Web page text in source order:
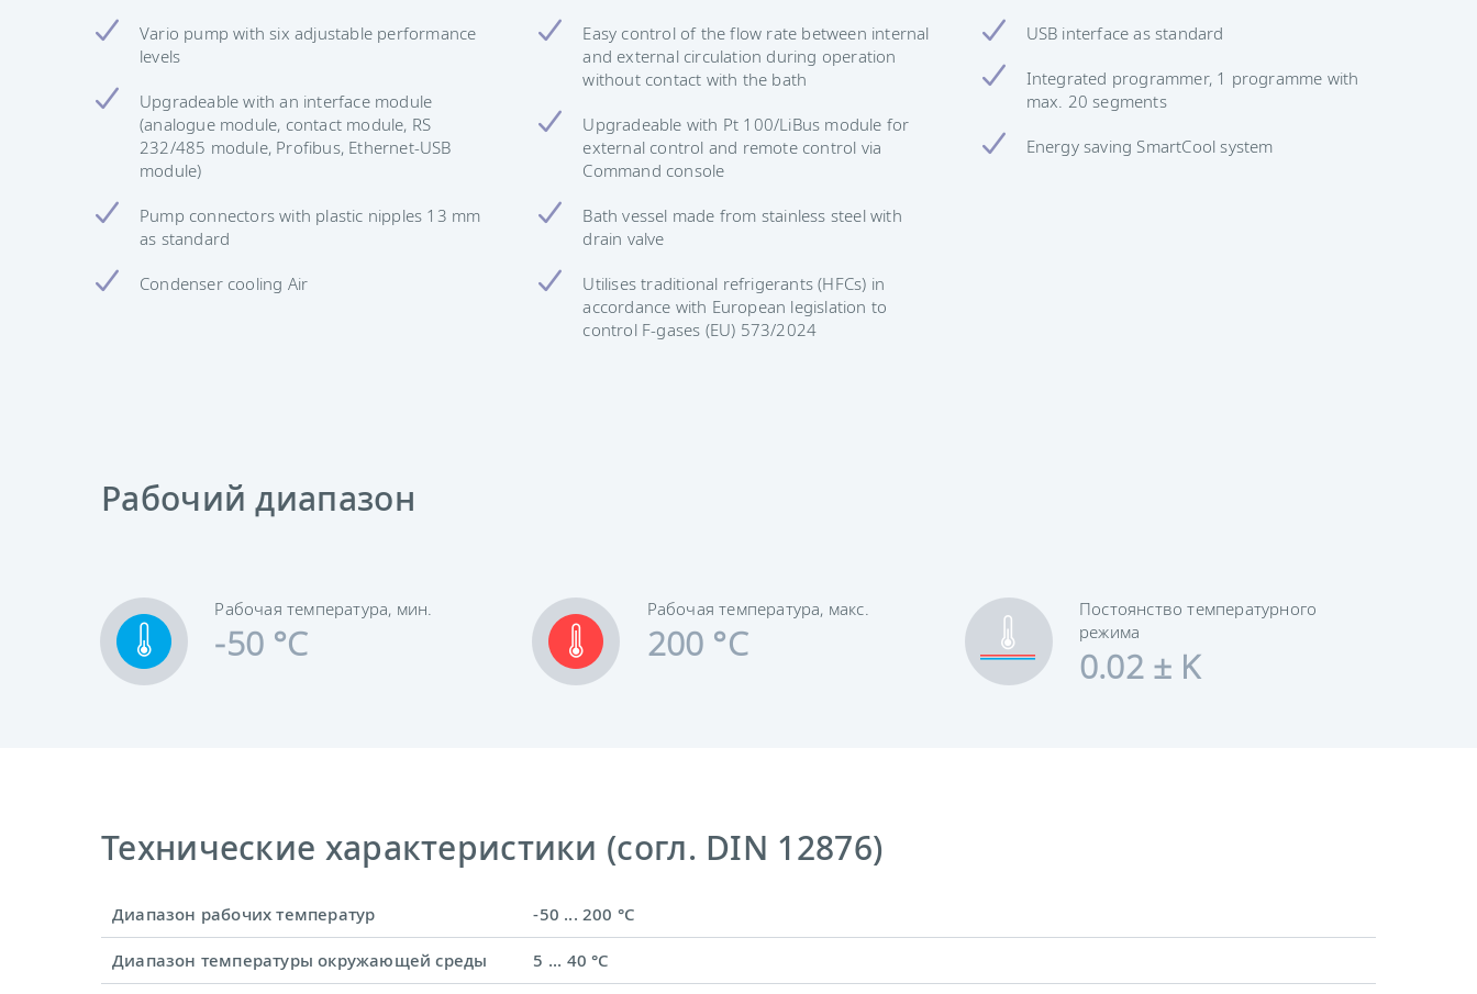
Vario pump with six adjustable performance
levels
Upgradeable with an interface module
(analogue module, contact module, RS
232/485 module, Profibus, Ethernet-USB
module)
Pump connectors with plastic nipples 13 mm
as standard
Condenser cooling Air
Easy control of the flow rate between internal
and external circulation during operation
without contact with the bath
Upgradeable with Pt 100/LiBus module for
external control and remote control via
Command console
Bath vessel made from stainless steel with
drain valve
Utilises traditional refrigerants (HFCs) in
accordance with European legislation to
control F-gases (EU) 573/2024
USB interface as standard
Integrated programmer, 1 programme with
max. 20 segments
Energy saving SmartCool system
Рабочий диапазон
Рабочая температура, мин.
-50 °C
Рабочая температура, макс.
200 °C
Постоянство температурного
режима
0.02 ± K
Технические характеристики (согл. DIN 12876)
Диапазон рабочих температур -50 ... 200 °C
Диапазон температуры окружающей среды 5 ... 40 °C